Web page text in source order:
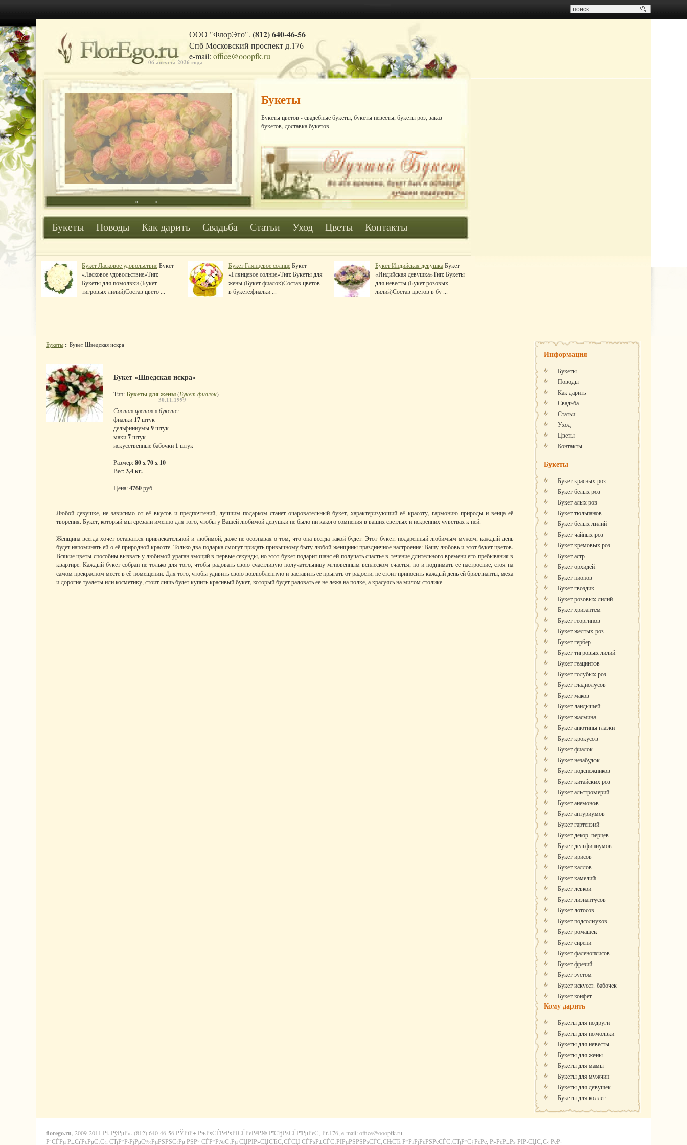
06 августа 2026 года
Букеты
Букеты цветов - свадебные букеты, букеты невесты, букеты роз, заказ
букетов, доставка букетов
« »
Букеты Поводы Как дарить Свадьба Статьи Уход Цветы Контакты
Букет Ласковое удовольствиеБукет
«Ласковое удовольствие»Тип:
Букеты для помолвки (Букет
тигровых лилий)Состав цвето ...
Букет Глянцевое солнцеБукет
«Глянцевое солнце»Тип: Букеты для
жены (Букет фиалок)Состав цветов
в букете:фиалки ...
Букет Индийская девушкаБукет
«Индийская девушка»Тип: Букеты
для невесты (Букет розовых
лилий)Состав цветов в бу ...
Букеты :: Букет Шведская искра
30.11.1999
Букет «Шведская искра»
Тип:Букеты для жены(Букет фиалок)
Состав цветов в букете:
фиалки 17штук
дельфиниумы9штук
маки7штук
искусственные бабочки 1 штук
Размер:80 x 70 x 10
Вес:3,4 кг.
Цена:4760руб.
Любой девушке, не зависимо от её вкусов и предпочтений, лучшим подарком станет очаровательный букет, характеризующий её красоту, гармонию природы и венца её
творения. Букет, который мы срезали именно для того, чтобы у Вашей любимой девушки не было ни какого сомнения в ваших светлых и искренних чувствах к ней.
Женщина всегда хочет оставаться привлекательной и любимой, даже не осознавая о том, что она всегда такой будет. Этот букет, подаренный любимым мужем, каждый день
будет напоминать ей о её природной красоте. Только два подарка смогут придать привычному быту любой женщины праздничное настроение: Вашу любовь и этот букет цветов.
Всякие цветы способны вызвать у любимой ураган эмоций в первые секунды, но этот букет подарит шанс ей получать счастье в течение длительного времени его пребывания в
квартире. Каждый букет собран не только для того, чтобы радовать свою счастливую получательницу мгновенным всплеском счастья, но и поднимать её настроение, стоя на
самом прекрасном месте в её помещении. Для того, чтобы удивить свою возлюбленную и заставить ее прыгать от радости, не стоит приносить каждый день ей бриллианты, меха
и дорогие туалеты или косметику, стоит лишь будет купить красивый букет, который будет радовать ее не лежа на полке, а красуясь на милом столике.
Информация
Букеты
Поводы
Как дарить
Свадьба
Статьи
Уход
Цветы
Контакты
Букеты
Букет красных роз
Букет белых роз
Букет алых роз
Букет тюльпанов
Букет белых лилий
Букет чайных роз
Букет кремовых роз
Букет астр
Букет орхидей
Букет пионов
Букет гвоздик
Букет розовых лилий
Букет хризантем
Букет георгинов
Букет желтых роз
Букет гербер
Букет тигровых лилий
Букет геацинтов
Букет голубых роз
Букет гладиолусов
Букет маков
Букет ландышей
Букет жасмина
Букет анютины глазки
Букет крокусов
Букет фиалок
Букет незабудок
Букет подснежников
Букет китайских роз
Букет альстромерий
Букет анемонов
Букет антуриумов
Букет гартензий
Букет декор. перцев
Букет дельфиниумов
Букет ирисов
Букет каллов
Букет камелий
Букет левкои
Букет лизиантусов
Букет лотосов
Букет подсолнухов
Букет ромашек
Букет сирени
Букет фаленопсисов
Букет фрезий
Букет эустом
Букет искусст. бабочек
Букет конфет
Кому дарить
Букеты для подруги
Букеты для помолвки
Букеты для невесты
Букеты для жены
Букеты для мамы
Букеты для мужчин
Букеты для девушек
Букеты для коллег
florego.ru , 2009-2011 Рі. РўРµР». (812) 640-46-56 РЎРїР± РњРѕСЃРєРѕРІСЃРєРёР№ РїСЂРѕСЃРїРµРєС‚ Рґ.176, e-mail: office@ooopfk.ru.
Р’СЃРµ Р±СѓРєРµС‚С‹, СЂР°Р·РјРµС‰РµРЅРЅС‹Рµ РЅР° СЃР°Р№С‚Рµ СЏРІР»СЏСЋС‚СЃСЏ СЃРѕР±СЃС‚РІРµРЅРЅРѕСЃС‚СЊСЋ Р°РґРјРёРЅРёСЃС‚СЂР°С†РёРё, Р»РёР±Рѕ РІР·СЏС‚С‹ РёР·
ООО "ФлорЭго". (812) 640-46-56
Спб Московский проспект д.176
e-mail: office@ooopfk.ru